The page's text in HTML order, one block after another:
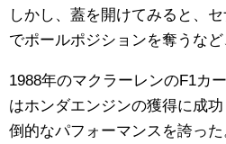
しかし、蓋を開けてみると、
でポールポジションを奪うなど
1988年のマクラーレンのF1カ
はホンダエンジンの獲得に成
倒的なパフォーマンスを誇った